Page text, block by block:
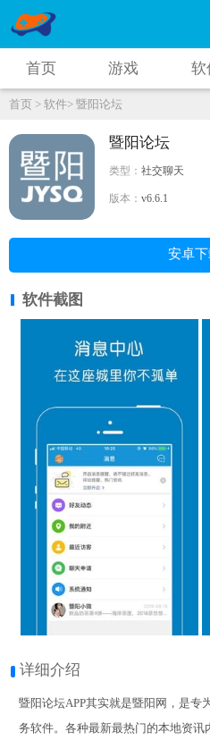
首页 游戏 软
首页 > 软件> 暨阳论坛
暨阳论坛
类型：社交聊天
版本：v6.6.1
安卓下
软件截图
详细介绍
暨阳论坛APP其实就是暨阳网，是专
务软件。各种最新最热门的本地资